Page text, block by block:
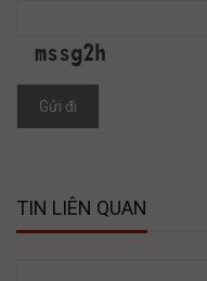
Gửi đi
TIN LIÊN QUAN